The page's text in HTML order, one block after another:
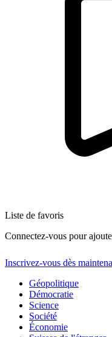
Liste de favoris
Connectez-vous pour
Inscrivez-vous dès
Géopolitique
Démocratie
Science
Société
Économie